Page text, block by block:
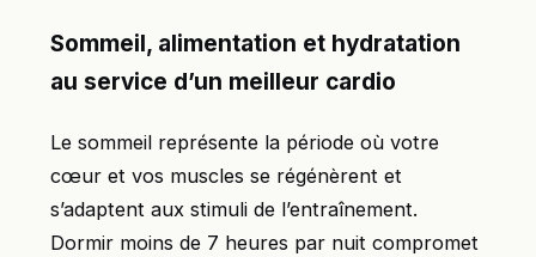
Sommeil, alimentation et hydratation
au service d’un meilleur cardio
Le sommeil représente la période où votre
cœur et vos muscles se régénèrent et
s’adaptent aux stimuli de l’entraînement.
Dormir moins de 7 heures par nuit compromet